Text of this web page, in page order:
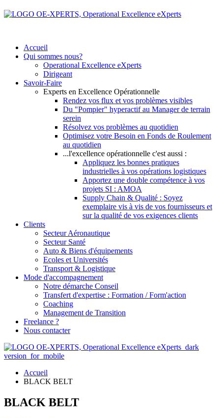
Accueil
Qui sommes nous?
Operational Excellence eXperts
Dirigeant
Savoir-Faire
Experts en Excellence Opérationnelle
Rendez vos flux et vos problèmes visibles
Du "Pompier" hyperactif au Manager de terrain
serein
Résolvez vos problèmes au quotidien
Optimisez votre Besoin en Fonds de Roulement
au quotidien
...l'excellence opérationnelle c'est aussi :
Appliquez les bonnes pratiques
industrielles à vos opérations logistiques
Apportez une double compétence à vos
projets SI : AMOA
Supply Chain & Qualité : Soyez
exemplaire vis à vis de vos fournisseurs et
sur la qualité de vos exigences clients
Clients
Secteur Aéronautique
Secteur Santé
Auto & Biens d'équipements
Ecoles et Universités
Transport & Logistique
Mode d'accompagnement
Notre démarche Conseil
Transfert d'expertise : Formation / Form'action
Coaching
Management de Transition
Freelance ?
Nous contacter
Accueil
BLACK BELT
BLACK BELT